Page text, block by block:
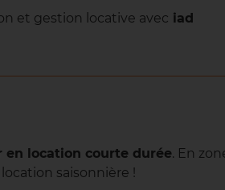
et gestion locative avec iad
en location courte durée. En
saisonnière !